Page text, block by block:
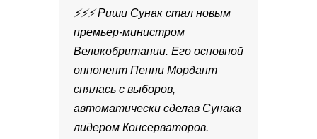
⚡️⚡️⚡️ Риши Сунак стал новым
премьер-министром
Великобритании. Его основной
оппонент Пенни Мордант
снялась с выборов,
автоматически сделав Сунака
лидером Консерваторов.